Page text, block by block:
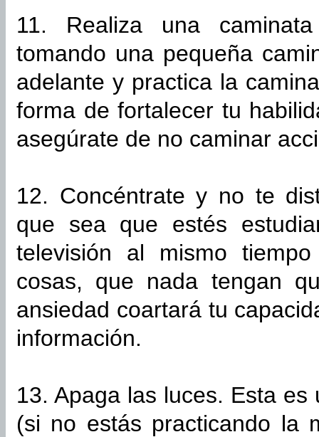
11. Realiza una
tomando una pequeña
adelante y practica la
forma de fortalecer tu
asegúrate de no caminar
12. Concéntrate y no te
que sea que estés
televisión al mismo
cosas, que nada tengan
ansiedad coartará tu
información.
13. Apaga las luces. Esta
(si no estás practicando la